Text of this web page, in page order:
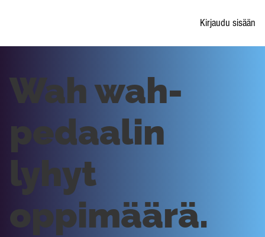
Kirjaudu sisään
Wah wah-
pedaalin
lyhyt
oppimäärä.